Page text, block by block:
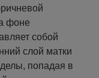
фоне
собой
слой матки
попадая в